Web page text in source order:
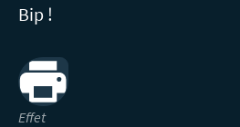
Bip !
Print
Effet